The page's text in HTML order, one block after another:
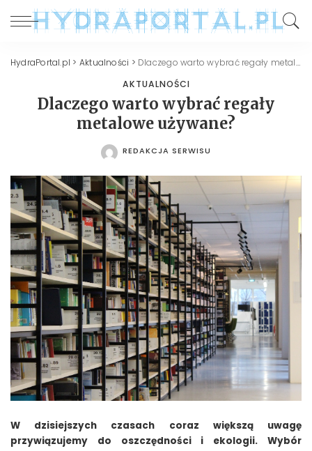
HydraPortal.pl > Aktualności > Dlaczego warto wybrać regały metalowe używane?
AKTUALNOŚCI
Dlaczego warto wybrać regały
metalowe używane?
POSTED
REDAKCJA SERWISU
W dzisiejszych czasach coraz większą uwagę
przywiązujemy do oszczędności i ekologii. Wybór